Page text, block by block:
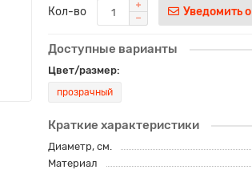
Кол-во Уведомить
Доступные варианты
Цвет/размер:
прозрачный
Краткие характеристики
Диаметр, см.
Материал